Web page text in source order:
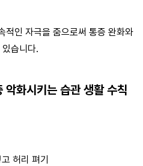
적인 자극을 줌으로써 통증 완화와
습니다.
악화시키는 습관 생활 수칙
허리 펴기